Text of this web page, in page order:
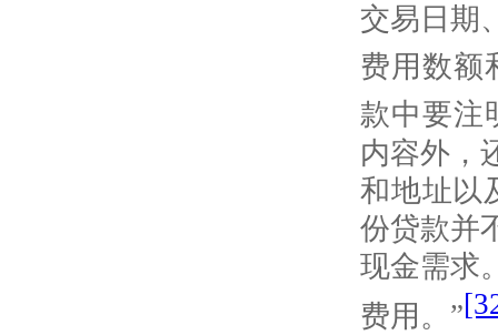
交易日期
费用数额
款中要注
内容外，
和地址以
份贷款并
现金需求
费用。 ”